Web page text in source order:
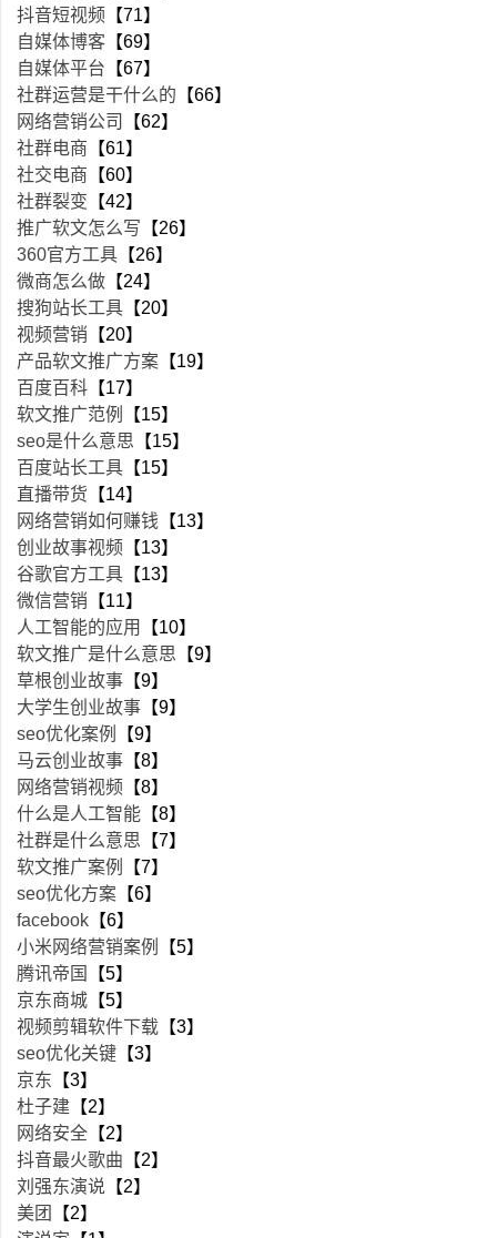
抖音短视频 【71】
自媒体博客 【69】
自媒体平台 【67】
社群运营是干什么的 【66】
网络营销公司
【62】
社群电商 【61】
社交电商 【60】
社群裂变 【42】
推广软文怎么写 【26】
360官方工具 【26】
微商怎么做 【24】
搜狗站长工具 【20】
视频营销 【20】
产品软文推广方案 【19】
百度百科 【17】
软文推广范例
【15】
seo是什么意思 【15】
百度站长工具 【15】
直播带货 【14】
网络营销如何赚钱 【13】
创业故事视频 【13】
谷歌官方工具 【13】
微信营销 【11】
人工智能的应用
【10】
软文推广是什么意思 【9】
草根创业故事 【9】
大学生创业故事 【9】
seo优化案例
【9】
马云创业故事 【8】
网络营销视频 【8】
什么是人工智能 【8】
社群是什么意思 【7】
软文推广案例
【7】
seo优化方案 【6】
facebook 【6】
小米网络营销案例
【5】
腾讯帝国
【5】
京东商城 【5】
视频剪辑软件下载 【3】
seo优化关键 【3】
京东 【3】
杜子建 【2】
网络安全 【2】
抖音最火歌曲 【2】
刘强东演说 【2】
美团
【2】